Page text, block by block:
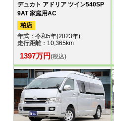
デュカト アドリア ツイン540SP
9AT 家庭用AC
柏店
年式 ：令和5年(2023年)
走行距離：10,365km
1397万円(税込)